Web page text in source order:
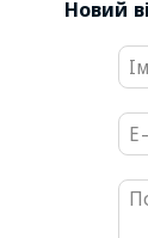
Новий